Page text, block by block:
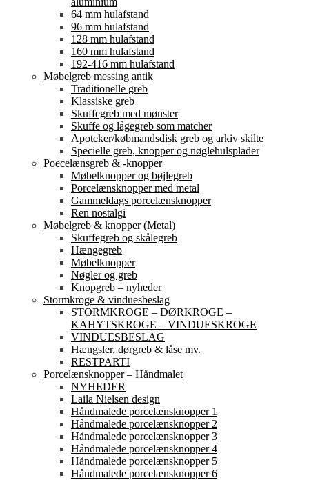
64 mm hulafstand
96 mm hulafstand
128 mm hulafstand
160 mm hulafstand
192-416 mm hulafstand
Møbelgreb messing antik
Traditionelle greb
Klassiske greb
Skuffegreb med mønster
Skuffe og lågegreb som matcher
Apoteker/købmandsdisk greb og arkiv skilte
Specielle greb, knopper og nøglehulsplader
Poecelænsgreb & -knopper
Møbelknopper og bøjlegreb
Porcelænsknopper med metal
Gammeldags porcelænsknopper
Ren nostalgi
Møbelgreb & knopper (Metal)
Skuffegreb og skålegreb
Hængegreb
Møbelknopper
Nøgler og greb
Knopgreb – nyheder
Stormkroge & vinduesbeslag
STORMKROGE – DØRKROGE –
KAHYTSKROGE – VINDUESKROGE
VINDUESBESLAG
Hængsler, dørgreb & låse mv.
RESTPARTI
Porcelænsknopper – Håndmalet
NYHEDER
Laila Nielsen design
Håndmalede porcelænsknopper 1
Håndmalede porcelænsknopper 2
Håndmalede porcelænsknopper 3
Håndmalede porcelænsknopper 4
Håndmalede porcelænsknopper 5
Håndmalede porcelænsknopper 6